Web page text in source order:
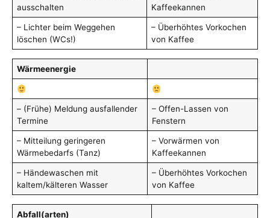
ausschalten
Kaffeekannen
– Lichter beim Weggehen
löschen (WCs!)
– Überhöhtes Vorkochen
von Kaffee
Wärmeenergie
– (Frühe) Meldung ausfallender
Termine
– Offen-Lassen von
Fenstern
– Mitteilung geringeren
Wärmebedarfs (Tanz)
– Vorwärmen von
Kaffeekannen
– Händewaschen mit
kaltem/kälteren Wasser
– Überhöhtes Vorkochen
von Kaffee
Abfall(arten)